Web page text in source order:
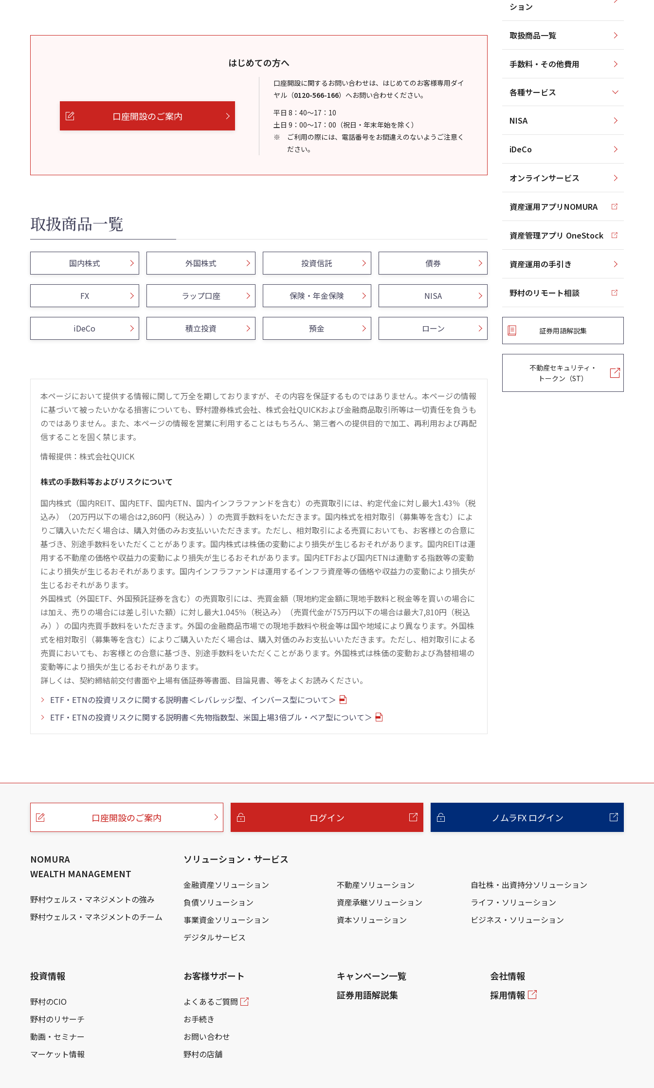
はじめての方へ
口座開設のご案内
口座開設に関するお問い合わせは、はじめてのお客様専用ダイ
ヤル （0120-566-166） へお問い合わせください。
平日 8：40～17：10
土日 9：00～17：00（祝日・年末年始を除く）
ご利用の際には、電話番号をお間違えのないようご注意く
ださい。
取扱商品一覧
国内株式 外国株式 投資信託 債券
FX ラップ口座 保険・年金保険 NISA
iDeCo 積立投資 預金 ローン
本ページにおいて提供する情報に関して万全を期しておりますが、その内容を保証するものではありません。本ページの情報
に基づいて被ったいかなる損害についても、野村證券株式会社、株式会社QUICKおよび金融商品取引所等は一切責任を負うも
のではありません。また、本ページの情報を営業に利用することはもちろん、第三者への提供目的で加工、再利用および再配
信することを固く禁じます。
情報提供：株式会社QUICK
株式の手数料等およびリスクについて
国内株式（国内REIT、国内ETF、国内ETN、国内インフラファンドを含む）の売買取引には、約定代金に対し最大1.43％（税
込み）（20万円以下の場合は2,860円（税込み））の売買手数料をいただきます。国内株式を相対取引（募集等を含む）によ
りご購入いただく場合は、購入対価のみお支払いいただきます。ただし、相対取引による売買においても、お客様との合意に
基づき、別途手数料をいただくことがあります。国内株式は株価の変動により損失が生じるおそれがあります。国内REITは運
用する不動産の価格や収益力の変動により損失が生じるおそれがあります。国内ETFおよび国内ETNは連動する指数等の変動
により損失が生じるおそれがあります。国内インフラファンドは運用するインフラ資産等の価格や収益力の変動により損失が
生じるおそれがあります。
外国株式（外国ETF、外国預託証券を含む）の売買取引には、売買金額（現地約定金額に現地手数料と税金等を買いの場合に
は加え、売りの場合には差し引いた額）に対し最大1.045％（税込み）（売買代金が75万円以下の場合は最大7,810円（税込
み））の国内売買手数料をいただきます。外国の金融商品市場での現地手数料や税金等は国や地域により異なります。外国株
式を相対取引（募集等を含む）によりご購入いただく場合は、購入対価のみお支払いいただきます。ただし、相対取引による
売買においても、お客様との合意に基づき、別途手数料をいただくことがあります。外国株式は株価の変動および為替相場の
変動等により損失が生じるおそれがあります。
詳しくは、契約締結前交付書面や上場有価証券等書面、目論見書、等をよくお読みください。
ETF・ETNの投資リスクに関する説明書＜レバレッジ型、インバース型について＞
ETF・ETNの投資リスクに関する説明書＜先物指数型、米国上場3倍ブル・ベア型について＞
ション
取扱商品一覧
手数料・その他費用
各種サービス
NISA
iDeCo
オンラインサービス
資産運用アプリNOMURA
資産管理アプリ OneStock
資産運用の手引き
野村のリモート相談
証券用語解説集
不動産セキュリティ・
トークン（ST）
こ
口座開設のご案内 ログイン ノムラFX ログイン
NOMURA
WEALTH MANAGEMENT
野村ウェルス・マネジメントの強み
野村ウェルス・マネジメントのチーム
ソリューション・サービス
金融資産ソリューション 不動産ソリューション
自社株・出資持分ソリューション
負債ソリューション
資産承継ソリューション
ライフ・ソリューション
事業資金ソリューション
資本ソリューション
ビジネス・ソリューション
デジタルサービス
投資情報
野村のCIO
野村のリサーチ
動画・セミナー
マーケット情報
お客様サポート
よくあるご質問
お手続き
お問い合わせ
野村の店舗
キャンペーン一覧
証券用語解説集
会社情報
採用情報